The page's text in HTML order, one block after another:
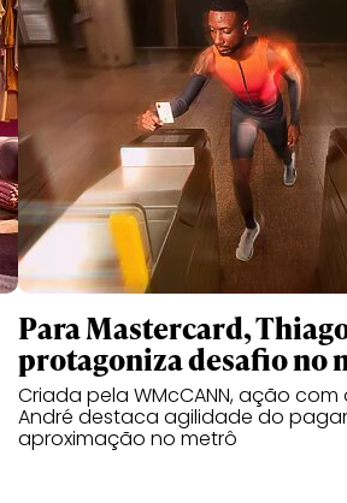
Para Mastercard,
protagoniza desafio no
Criada pela WMcCANN, ação
André destaca agilidade do
aproximação no metrô